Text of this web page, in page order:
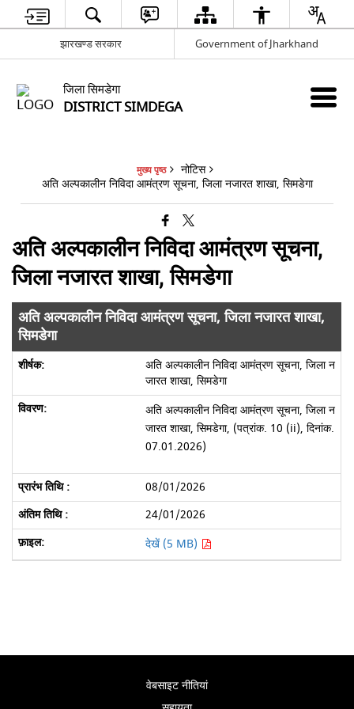
झारखण्ड सरकार Government of Jharkhand
जिला सिमडेगा
DISTRICT SIMDEGA
मुख्य पृष्ठ
नोटिस
अति अल्पकालीन निविदा आमंत्रण सूचना, जिला नजारत शाखा, सिमडेगा
अति अल्पकालीन निविदा आमंत्रण सूचना,
जिला नजारत शाखा, सिमडेगा
अति अल्पकालीन निविदा आमंत्रण सूचना, जिला नजारत शाखा,
सिमडेगा
अति अल्पकालीन निविदा आमंत्रण सूचना, जिला न
जारत शाखा, सिमडेगा
अति अल्पकालीन निविदा आमंत्रण सूचना, जिला न
जारत शाखा, सिमडेगा, (पत्रांक. 10 (ii), दिनांक.
07.01.2026)
08/01/2026
24/01/2026
देखें (5 MB)
वेबसाइट नीतियां